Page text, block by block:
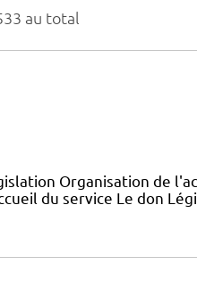
au total
Organisation de
du service Le don